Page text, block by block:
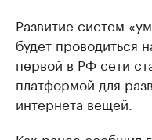
Развитие систем
будет проводиться
первой в РФ сети
платформой для
интернета вещей.